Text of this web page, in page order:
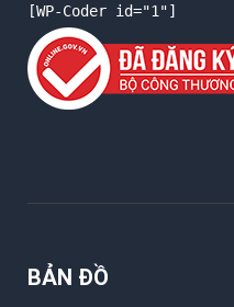
[WP-Coder id="1"]
BẢN ĐỒ